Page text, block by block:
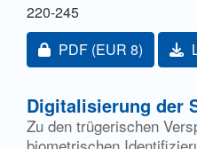
220-245
Zugang für
PDF (EUR 8)
Digitalisierung der
Zu den trügerischen